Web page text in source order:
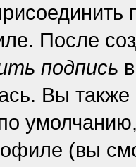
После
подпись
Вы
(вы